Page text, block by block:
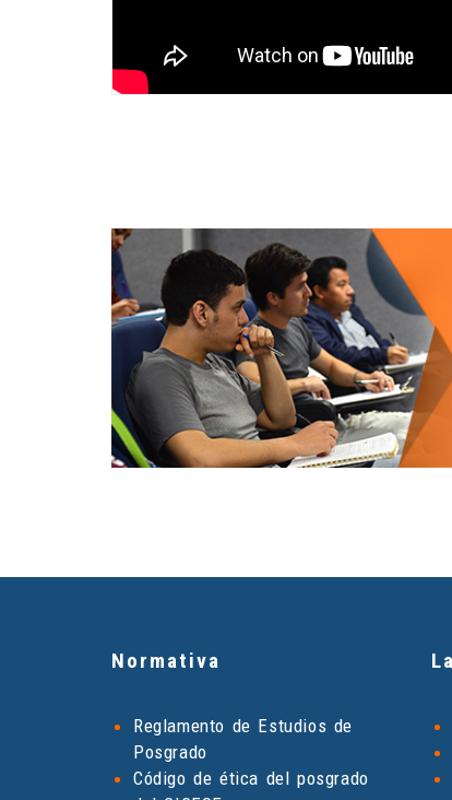
Normativa
Reglamento de Estudios de
Posgrado
Código de ética del posgrado